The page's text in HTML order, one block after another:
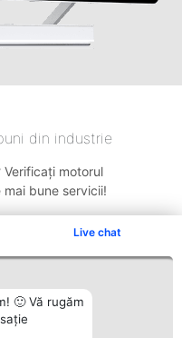
Live chat
🙂 Vă rugăm
din industrie
Verificați motorul
bune servicii!